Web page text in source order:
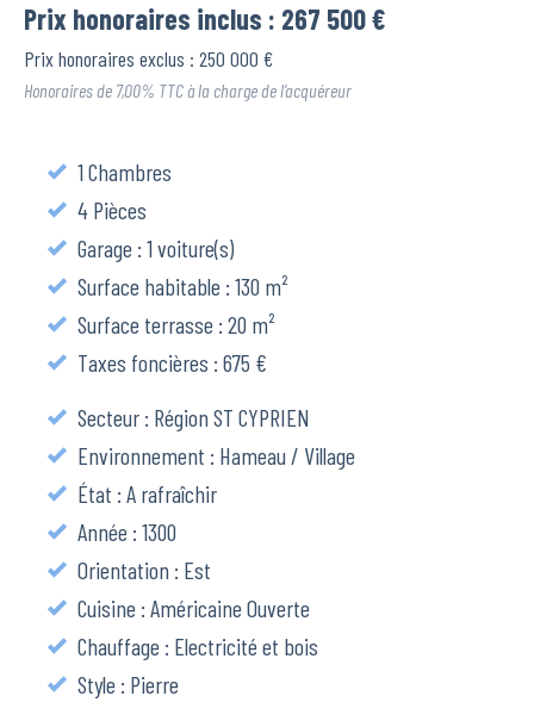
Prix honoraires inclus : 267 500 €
Prix honoraires exclus : 250 000 €
Honoraires de 7,00% TTC à la charge de l’acquéreur
1 Chambres
4 Pièces
Garage : 1 voiture(s)
Surface habitable : 130 m²
Surface terrasse : 20 m²
Taxes foncières : 675 €
Secteur : Région ST CYPRIEN
Environnement : Hameau / Village
État : A rafraîchir
Année : 1300
Orientation : Est
Cuisine : Américaine Ouverte
Chauffage : Electricité et bois
Style : Pierre